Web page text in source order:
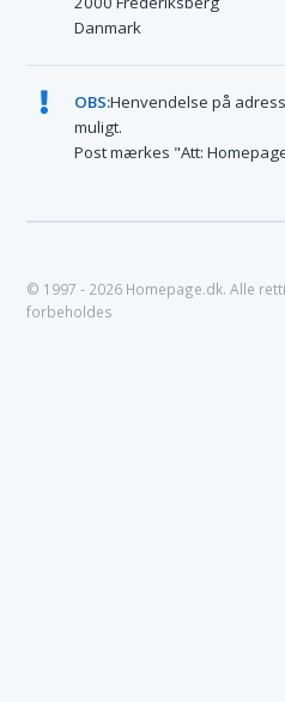
Danmark
OBS:Henvendelse på
muligt.
Post mærkes "Att:
© 1997 - 2026 Homepage.dk. Alle
forbeholdes